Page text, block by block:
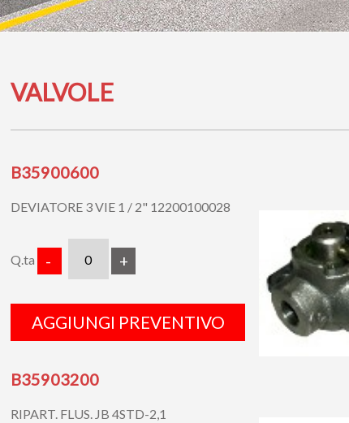
VALVOLE
B35900600
DEVIATORE 3 VIE 1 / 2" 12200100028
Q.ta - +
AGGIUNGI PREVENTIVO
B35903200
RIPART. FLUS. JB 4STD-2,1